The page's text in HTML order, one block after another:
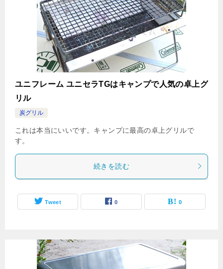
ユニフレーム ユニセラTGはキャンプで人気の卓上グ
リル
炭グリル
これは本当にいいです。キャンプに最高の卓上グリルで
す。
続きを読む
Tweet 0 0